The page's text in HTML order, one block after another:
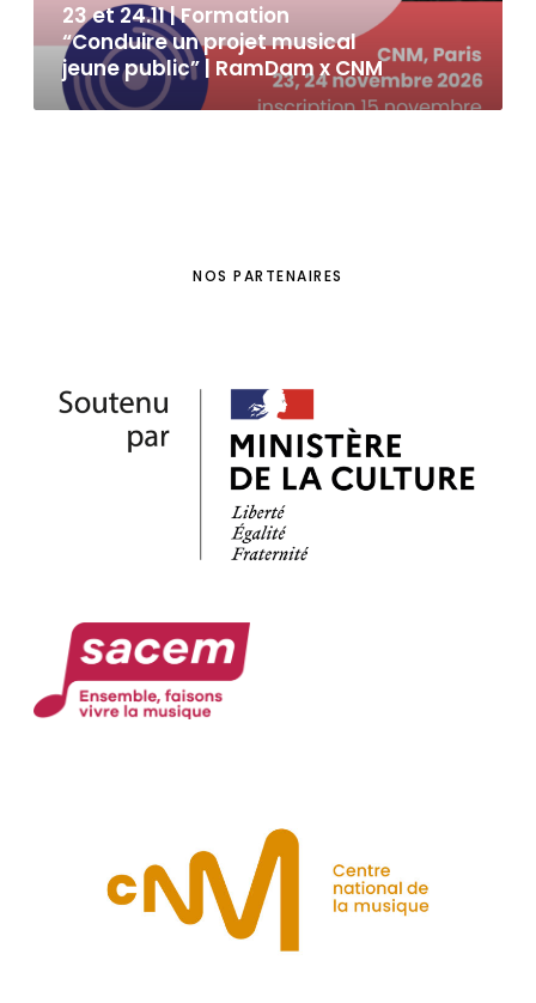
23 et 24.11 | Formation
“Conduire un projet musical
jeune public” | RamDam x CNM
NOS PARTENAIRES